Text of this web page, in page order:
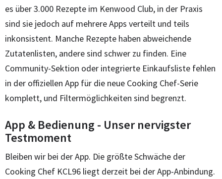
es über 3.000 Rezepte im Kenwood Club, in der Praxis
sind sie jedoch auf mehrere Apps verteilt und teils
inkonsistent. Manche Rezepte haben abweichende
Zutatenlisten, andere sind schwer zu finden. Eine
Community-Sektion oder integrierte Einkaufsliste fehlen
in der offiziellen App für die neue Cooking Chef-Serie
komplett, und Filtermöglichkeiten sind begrenzt.
App & Bedienung - Unser nervigster
Testmoment
Bleiben wir bei der App. Die größte Schwäche der
Cooking Chef KCL96 liegt derzeit bei der App-Anbindung.